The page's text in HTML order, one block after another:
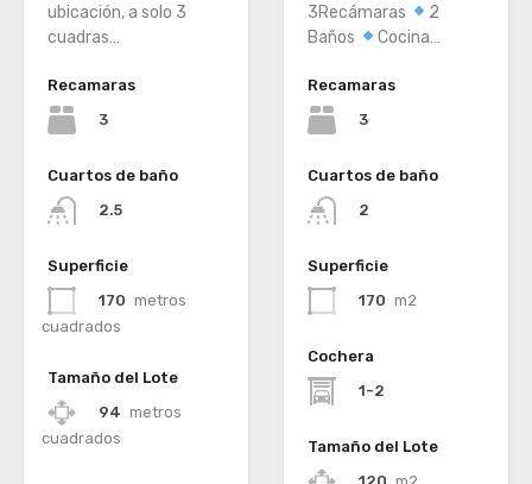
ubicación, a solo 3
cuadras…
Recamaras
3
Cuartos de baño
2.5
Superficie
170 metros
cuadrados
Tamaño del Lote
94 metros
cuadrados
3Recámaras
2
Baños
Cocina…
Recamaras
3
Cuartos de baño
2
Superficie
170 m2
Cochera
1-2
Tamaño del Lote